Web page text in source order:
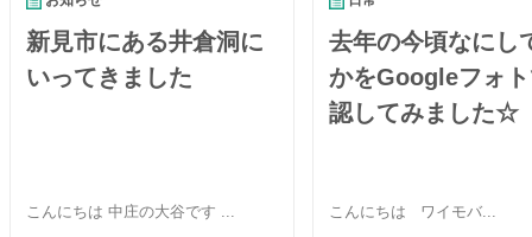
新見市にある井倉洞に
いってきました
こんにちは 中庄の大谷です ...
去年の今頃なにし
かをGoogleフォ
認してみました☆
こんにちは ワイモバ...